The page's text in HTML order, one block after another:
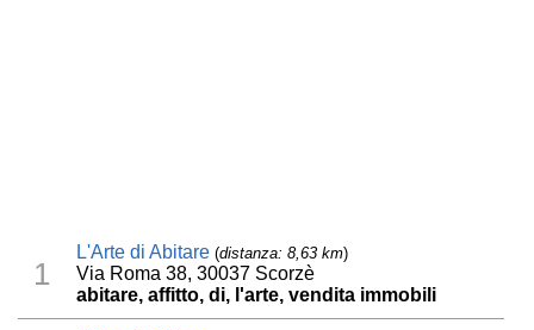
1
L'Arte di Abitare (distanza: 8,63 km)
Via Roma 38, 30037 Scorzè
abitare, affitto, di, l'arte, vendita immobili